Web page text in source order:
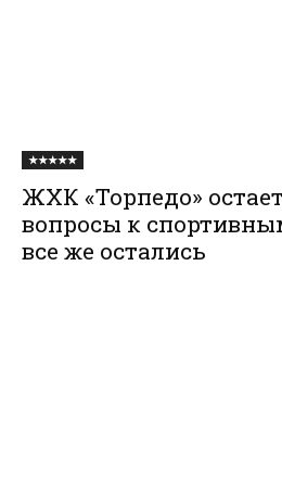
★★★★★
ЖХК «Торпедо»
вопросы к
все же остались